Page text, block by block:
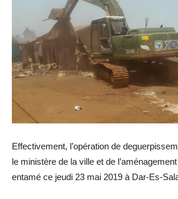
Effectivement, l’opération de
le ministère de la ville et de
entamé ce jeudi 23 mai 2019 à Dar-Es-